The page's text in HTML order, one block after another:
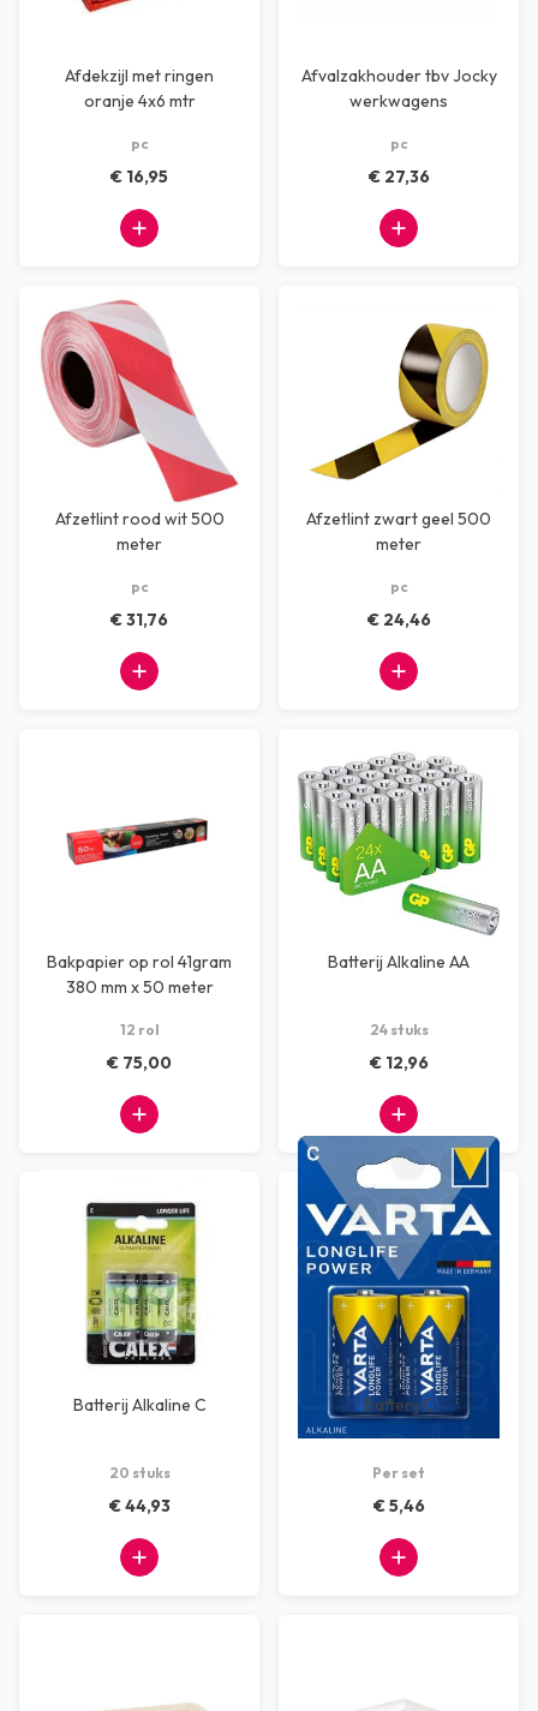
Afdekzijl met ringen
oranje 4x6 mtr
pc
€ 16,95
Afvalzakhouder tbv Jocky
werkwagens
pc
€ 27,36
Afzetlint rood wit 500
meter
pc
€ 31,76
Afzetlint zwart geel 500
meter
pc
€ 24,46
Bakpapier op rol 41gram
380 mm x 50 meter
12 rol
€ 75,00
Batterij Alkaline AA
24 stuks
€ 12,96
Batterij Alkaline C
20 stuks
€ 44,93
Batterij C
Per set
€ 5,46